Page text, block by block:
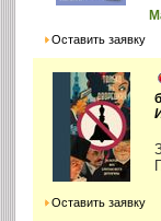
Оставить заявку
Оставить заявку